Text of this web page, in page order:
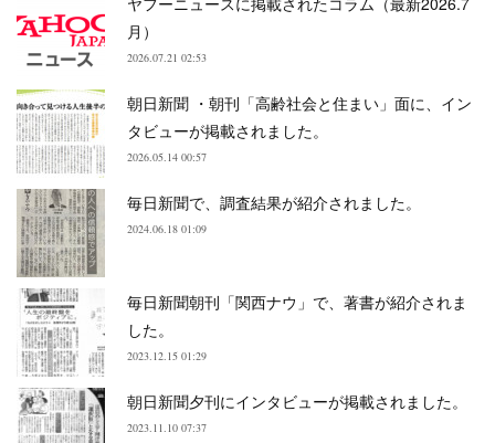
月）
2026.07.21 02:53
朝日新聞 ・朝刊「高齢社会と住まい」面に、イン
タビューが掲載されました。
2026.05.14 00:57
毎日新聞で、調査結果が紹介されました。
2024.06.18 01:09
毎日新聞朝刊「関西ナウ」で、著書が紹介されま
した。
2023.12.15 01:29
朝日新聞夕刊にインタビューが掲載されました。
2023.11.10 07:37